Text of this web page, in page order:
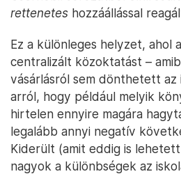
rettenetes hozzáállással
Ez a különleges helyzet, ahol
centralizált közoktatást –
vásárlásról sem dönthetett az
arról, hogy például melyik
hirtelen ennyire magára
legalább annyi negatív
Kiderült (amit eddig is
nagyok a különbségek az